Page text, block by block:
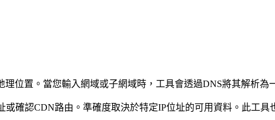
位置。當您輸入網域或子網域時，工具會透過DNS將其解析為
確認CDN路由。準確度取決於特定IP位址的可用資料。此工具